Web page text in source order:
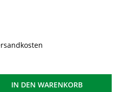
IN DEN WARENKORB